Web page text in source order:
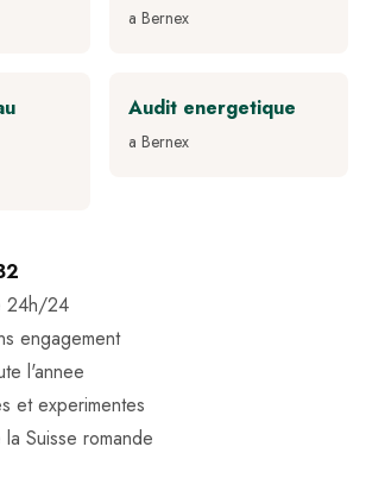
a Bernex
Audit energetique
a Bernex
24h/24
engagement
l'annee
et experimentes
Suisse romande